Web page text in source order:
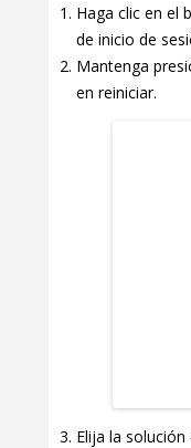
Haga clic en el
de inicio de
Mantenga
en reiniciar.
Elija la